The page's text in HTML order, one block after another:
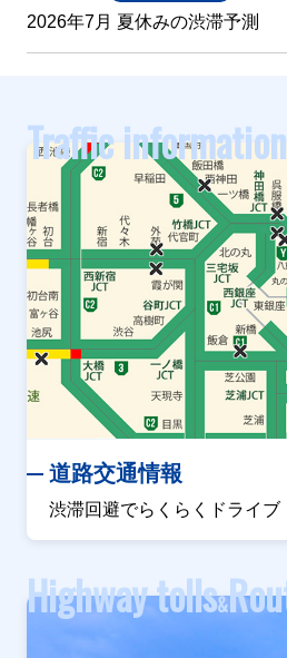
2026年7月 夏休みの渋滞予測
Traffic information
道路交通情報
渋滞回避でらくらくドライブ
Highway tolls&